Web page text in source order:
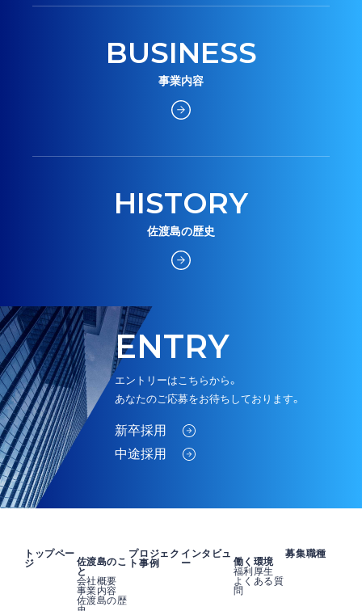
BUSINESS
事業内容
HISTORY
佐渡島の歴史
ENTRY
エントリーはこちらから。
あなたのご応募をお待ちしております。
新卒採用
中途採用
トップペー
ジ
佐渡島のこ
と
会社概要
事業内容
佐渡島の歴
プロジェク
ト事例
インタビュ
ー
働く環境
福利厚生
よくある質
問
募集職種